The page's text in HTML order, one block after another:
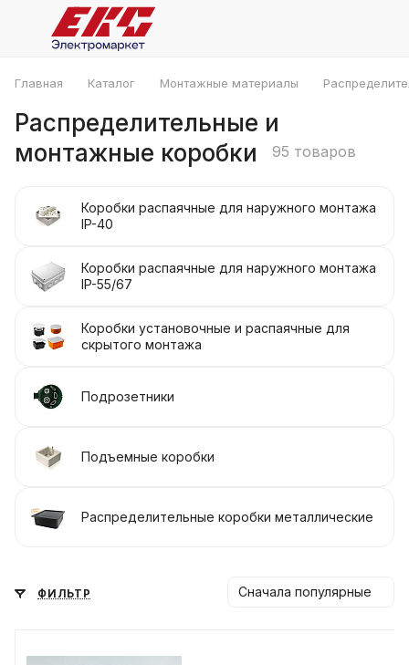
Главная Каталог Монтажные материалы
Распределительные и
монтажные коробки
95 товаров
Коробки распаячные для наружного монтажа
IP-40
Коробки распаячные для наружного монтажа
IP-55/67
Коробки установочные и распаячные для
скрытого монтажа
Подрозетники
Подъемные коробки
Распределительные коробки металлические
ФИЛЬТР Сначала популярные